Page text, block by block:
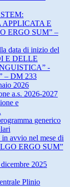
E
ERGO SUM” –
data di inizio del
E DELLE
-
– DM 233
2026
a.s. 2026-2027
e
generico
avvio nel mese di
ERGO SUM”
2025
Plinio